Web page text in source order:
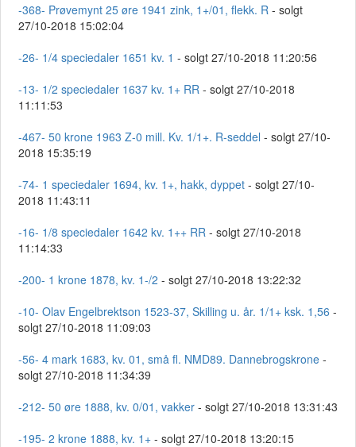
-368- Prøvemynt 25 øre 1941 zink, 1+/01, flekk. R - solgt
27/10-2018 15:02:04
-26- 1/4 speciedaler 1651 kv. 1 - solgt 27/10-2018 11:20:56
-13- 1/2 speciedaler 1637 kv. 1+ RR - solgt 27/10-2018
11:11:53
-467- 50 krone 1963 Z-0 mill. Kv. 1/1+. R-seddel - solgt 27/10-
2018 15:35:19
-74- 1 speciedaler 1694, kv. 1+, hakk, dyppet - solgt 27/10-
2018 11:43:11
-16- 1/8 speciedaler 1642 kv. 1++ RR - solgt 27/10-2018
11:14:33
-200- 1 krone 1878, kv. 1-/2 - solgt 27/10-2018 13:22:32
-10- Olav Engelbrektson 1523-37, Skilling u. år. 1/1+ ksk. 1,56 -
solgt 27/10-2018 11:09:03
-56- 4 mark 1683, kv. 01, små fl. NMD89. Dannebrogskrone -
solgt 27/10-2018 11:34:39
-212- 50 øre 1888, kv. 0/01, vakker - solgt 27/10-2018 13:31:43
-195- 2 krone 1888, kv. 1+ - solgt 27/10-2018 13:20:15